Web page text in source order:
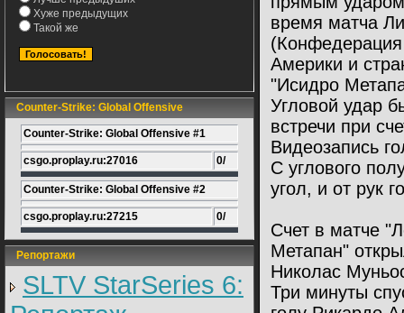
Хуже предыдущих
Такой же
Counter-Strike: Global Offensive
Counter-Strike: Global Offensive #1
csgo.proplay.ru:27016 0/
Counter-Strike: Global Offensive #2
csgo.proplay.ru:27215 0/
Репортажи
SLTV StarSeries 6:
время матча
Америки и
"Исидро
Угловой удар
встречи при
Видеозапись
С углового
угол, и от рук
Счет в матче
Метапан"
Николас
Три минуты